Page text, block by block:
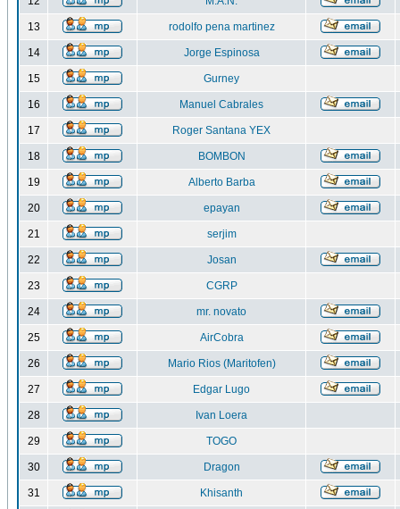
13 rodolfo pena martinez
14 Jorge Espinosa
15 Gurney
16 Manuel Cabrales
17 Roger Santana YEX
18 BOMBON
19 Alberto Barba
20 epayan
21 serjim
22 Josan
23 CGRP
24 mr. novato
25 AirCobra
26 Mario Rios (Maritofen)
27 Edgar Lugo
28 Ivan Loera
29 TOGO
30 Dragon
31 Khisanth